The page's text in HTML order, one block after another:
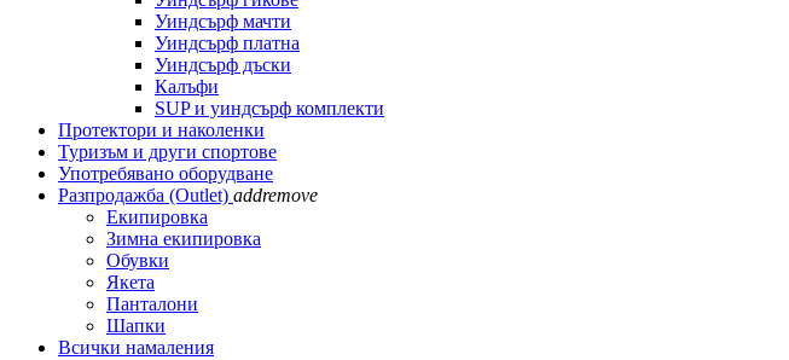
Уиндсърф мачти
Уиндсърф платна
Уиндсърф дъски
Калъфи
SUP и уиндсърф комплекти
Протектори и наколенки
Туризъм и други спортове
Употребявано оборудване
Разпродажба (Outlet) addremove
Екипировка
Зимна екипировка
Обувки
Якета
Панталони
Шапки
Всички намаления